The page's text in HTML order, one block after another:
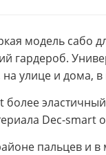
модель сабо
гардероб.
улице и дома,
более
Dec-smart
пальцев и